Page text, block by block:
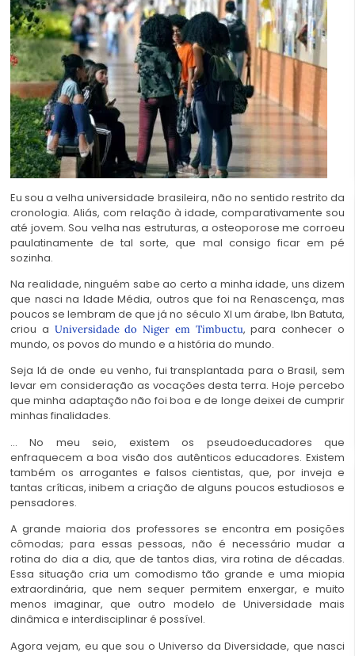
Eu sou a velha universidade brasileira, não no sentido restrito da
cronologia. Aliás, com relação à idade, comparativamente sou
até jovem. Sou velha nas estruturas, a osteoporose me corroeu
paulatinamente de tal sorte, que mal consigo ficar em pé
sozinha.
Na realidade, ninguém sabe ao certo a minha idade, uns dizem
que nasci na Idade Média, outros que foi na Renascença, mas
poucos se lembram de que já no século XI um árabe, Ibn Batuta,
criou a Universidade do Niger em Timbuctu, para conhecer o
mundo, os povos do mundo e a história do mundo.
Seja lá de onde eu venho, fui transplantada para o Brasil, sem
levar em consideração as vocações desta terra. Hoje percebo
que minha adaptação não foi boa e de longe deixei de cumprir
minhas finalidades.
… No meu seio, existem os pseudoeducadores que
enfraquecem a boa visão dos autênticos educadores. Existem
também os arrogantes e falsos cientistas, que, por inveja e
tantas críticas, inibem a criação de alguns poucos estudiosos e
pensadores.
A grande maioria dos professores se encontra em posições
cômodas; para essas pessoas, não é necessário mudar a
rotina do dia a dia, que de tantos dias, vira rotina de décadas.
Essa situação cria um comodismo tão grande e uma miopia
extraordinária, que nem sequer permitem enxergar, e muito
menos imaginar, que outro modelo de Universidade mais
dinâmica e interdisciplinar é possível.
Agora vejam, eu que sou o Universo da Diversidade, que nasci